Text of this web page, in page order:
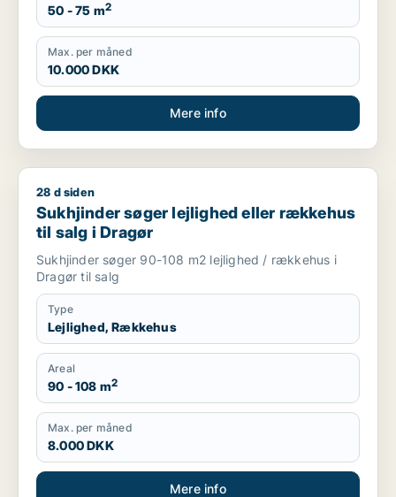
50 - 75 m2
Max. per måned
10.000 DKK
Mere info
Sukhjinder søger lejlighed eller rækkehus til salg i Dragør
28 d siden
Sukhjinder søger lejlighed eller rækkehus
til salg i Dragør
Sukhjinder søger 90-108 m2 lejlighed / rækkehus i
Dragør til salg
Type
Lejlighed, Rækkehus
Areal
90 - 108 m2
Max. per måned
8.000 DKK
Mere info